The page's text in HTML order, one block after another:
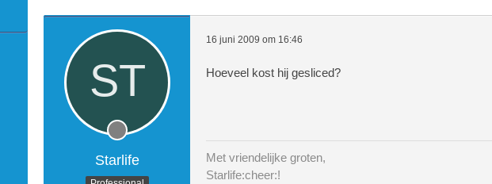
Starlife
16 juni 2009 om 16:46
Hoeveel kost hij gesliced?
Met vriendelijke groten,
Starlife:cheer:!